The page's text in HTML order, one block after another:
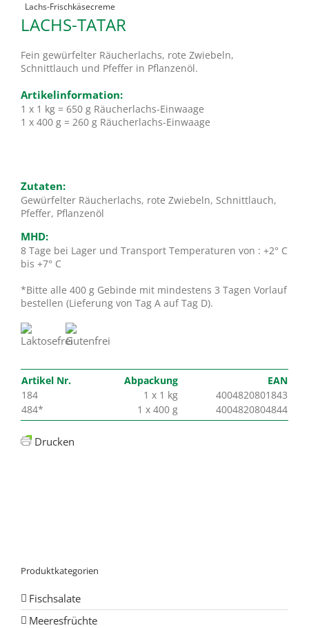
Lachs-Frischkäsecreme
LACHS-TATAR
Fein gewürfelter Räucherlachs, rote Zwiebeln,
Schnittlauch und Pfeffer in Pflanzenöl.
Artikelinformation:
1 x 1 kg = 650 g Räucherlachs-Einwaage
1 x 400 g = 260 g Räucherlachs-Einwaage
Zutaten:
Gewürfelter Räucherlachs, rote Zwiebeln, Schnittlauch,
Pfeffer, Pflanzenöl
MHD:
8 Tage bei Lager und Transport Temperaturen von : +2° C
bis +7° C
*Bitte alle 400 g Gebinde mit mindestens 3 Tagen Vorlauf
bestellen (Lieferung von Tag A auf Tag D).
Artikel Nr. Abpackung
EAN
184
1 x 1 kg
4004820801843
484*
1 x 400 g 4004820804844
Drucken
Produktkategorien
Fischsalate
Meeresfrüchte